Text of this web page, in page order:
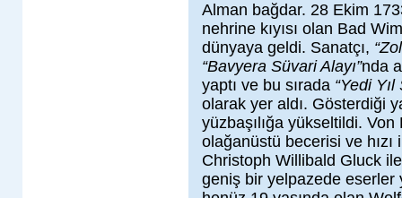
Alman bağdar. 28 Ekim
nehrine kıyısı olan Bad
dünyaya geldi. Sanatçı,
“Bavyera Süvari Alayı”nda
yaptı ve bu sırada “Yedi Yıl
olarak yer aldı. Gösterdiği
yüzbaşılığa yükseltildi.
olağanüstü becerisi ve hızı
Christoph Willibald Gluck
geniş bir yelpazede eserler